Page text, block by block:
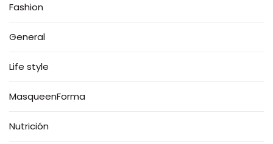
Fashion
General
Life style
MasqueenForma
Nutrición